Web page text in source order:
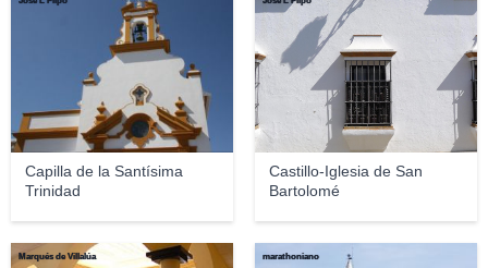
Capilla de la Santísima
Trinidad
Castillo-Iglesia de San
Bartolomé
Marqués de Villalúa marathoniano